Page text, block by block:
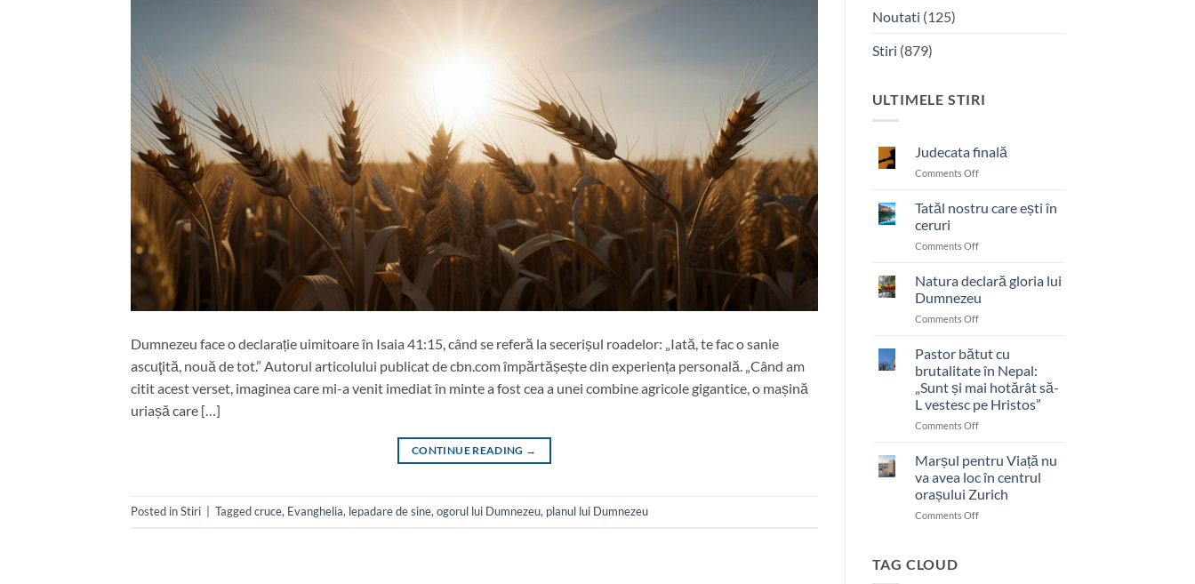
Dumnezeu face o declarație uimitoare în Isaia 41:15, când se referă la secerișul roadelor: „Iată, te fac o sanie
ascuţită, nouă de tot.” Autorul articolului publicat de cbn.com împărtășește din experiența personală. „Când am
citit acest verset, imaginea care mi-a venit imediat în minte a fost cea a unei combine agricole gigantice, o mașină
uriașă care […]
CONTINUE READING →
Posted inStiri Taggedcruce, Evanghelia, lepadare de sine, ogorul lui Dumnezeu, planul lui Dumnezeu
Noutati (125)
Stiri (879)
ULTIMELE STIRI
Judecata finală
Comments Offon
Tatăl nostru care ești în
ceruri
Comments Offon
nostru
care
ești
în
Natura declară gloria lui
Dumnezeu
Comments Offon
declară
gloria
lui
Dumnezeu
Pastor bătut cu
brutalitate în Nepal:
„Sunt și mai hotărât să-
L vestesc pe Hristos”
Comments Offon
bătut
cu
brutalitate
în
Nepal:
Marșul pentru Viață nu
va avea loc în centrul
orașului Zurich
Comments Offon
TAG CLOUD